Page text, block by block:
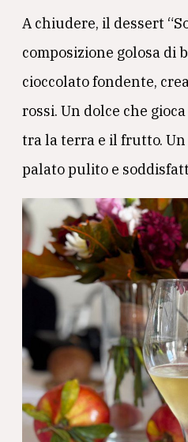
A chiudere, il dessert
composizione golosa di
cioccolato fondente,
rossi. Un dolce che
tra la terra e il frutto.
palato pulito e